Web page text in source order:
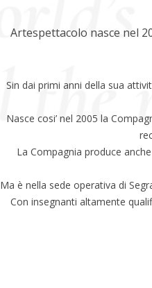
Artespettacolo nasce nel
Sin dai primi anni della sua
Nasce cosi’ nel 2005 la
La Compagnia produce
Ma è nella sede operativa di
Con insegnanti altamente